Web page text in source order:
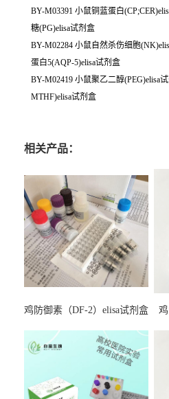
BY-M03391 小鼠铜蓝蛋白
糖(PG)elisa试剂盒
BY-M02284 小鼠自然杀伤细胞
蛋白5(AQP-5)elisa试剂盒
BY-M02419 小鼠聚乙二醇(PEG)elisa
MTHF)elisa试剂盒
相关产品：
鸡防御素（DF-2）elisa试剂盒